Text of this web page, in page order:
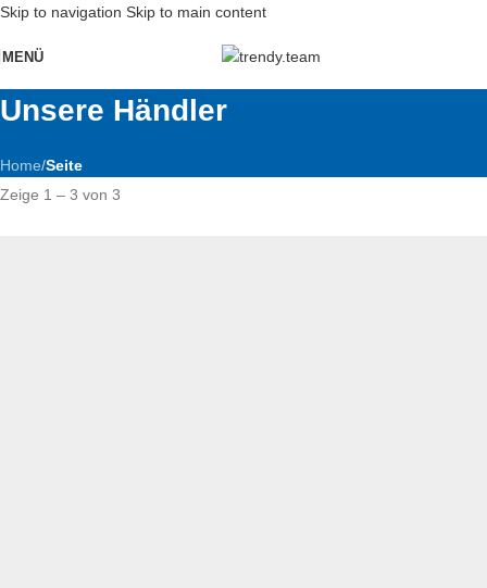
Skip to navigation Skip to main content
MENÜ
Unsere Händler
Home/Seite
Zeige 1 – 3 von 3